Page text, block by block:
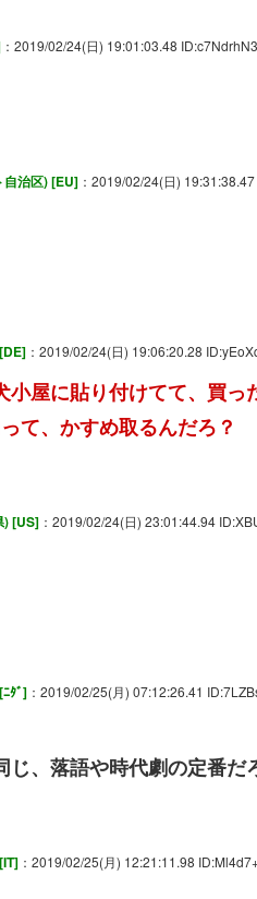
：2019/02/24(日) 19:01:03.48
自治区) [EU] ：2019/02/24(日)
：2019/02/24(日) 19:06:20.28
小屋に貼り付けてて、買
て、かすめ取るんだろ？
) [US] ：2019/02/24(日) 23:01:44.94
ﾀﾞ] ：2019/02/25(月) 07:12:26.41
じ、落語や時代劇の定番だ
：2019/02/25(月) 12:21:11.98